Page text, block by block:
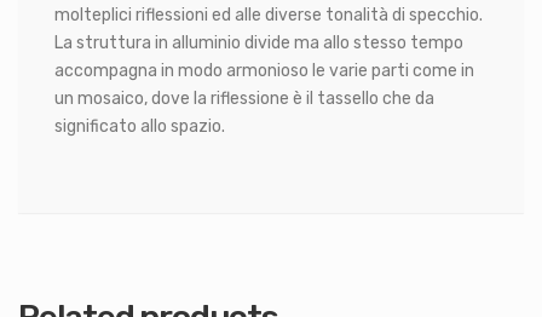
molteplici riflessioni ed alle diverse tonalità di specchio.
La struttura in alluminio divide ma allo stesso tempo
accompagna in modo armonioso le varie parti come in
un mosaico, dove la riflessione è il tassello che da
significato allo spazio.